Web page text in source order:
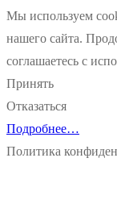
Мы используем
нашего сайта.
соглашаетесь с
Принять
Отказаться
Подробнее…
Политика